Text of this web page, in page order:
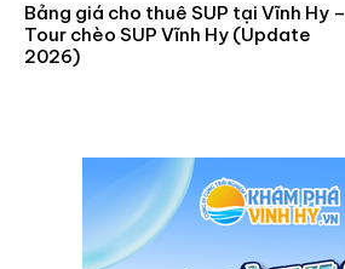
Bảng giá cho thuê SUP tại Vĩnh Hy –
Tour chèo SUP Vĩnh Hy (Update
2026)